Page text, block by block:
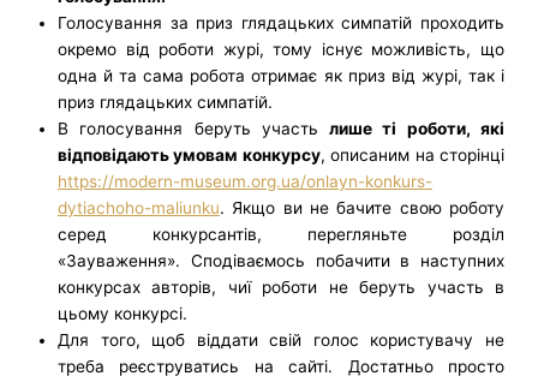
Голосування за приз глядацьких симпатій проходить
окремо від роботи журі, тому існує можливість, що
одна й та сама робота отримає як приз від журі, так і
приз глядацьких симпатій.
В голосування беруть участьлише ті роботи, які
відповідають умовам конкурсу, описаним на сторінці
https://modern-museum.org.ua/onlayn-konkurs-
dytiachoho-maliunku. Якщо ви не бачите свою роботу
серед конкурсантів, перегляньте розділ
«Зауваження». Сподіваємось побачити в наступних
конкурсах авторів, чиї роботи не беруть участь в
цьому конкурсі.
Для того, щоб віддати свій голос користувачу не
треба реєструватись на сайті. Достатньо просто